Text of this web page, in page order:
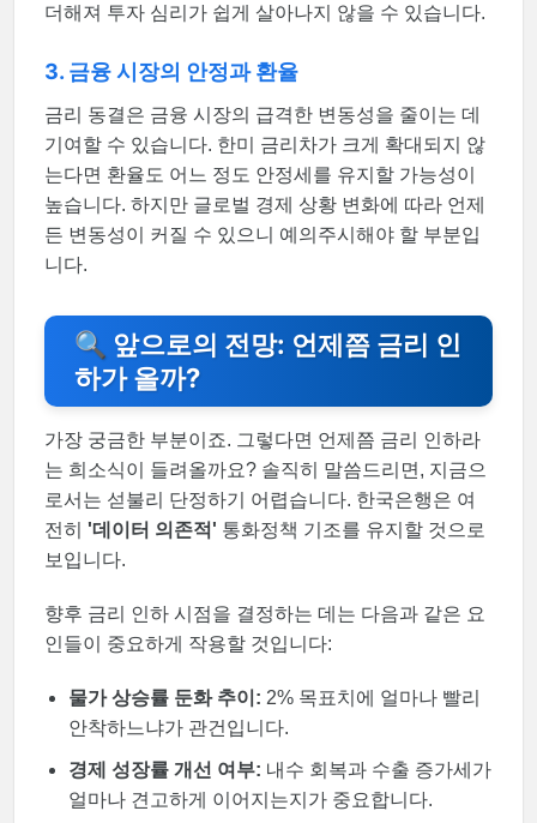
더해져 투자 심리가 쉽게 살아나지 않을 수 있습니다.
3. 금융 시장의 안정과 환율
금리 동결은 금융 시장의 급격한 변동성을 줄이는 데
기여할 수 있습니다. 한미 금리차가 크게 확대되지 않
는다면 환율도 어느 정도 안정세를 유지할 가능성이
높습니다. 하지만 글로벌 경제 상황 변화에 따라 언제
든 변동성이 커질 수 있으니 예의주시해야 할 부분입
니다.
🔍 앞으로의 전망: 언제쯤 금리 인
하가 올까?
가장 궁금한 부분이죠. 그렇다면 언제쯤 금리 인하라
는 희소식이 들려올까요? 솔직히 말씀드리면, 지금으
로서는 섣불리 단정하기 어렵습니다. 한국은행은 여
전히 '데이터 의존적' 통화정책 기조를 유지할 것으로
보입니다.
향후 금리 인하 시점을 결정하는 데는 다음과 같은 요
인들이 중요하게 작용할 것입니다:
물가 상승률 둔화 추이: 2% 목표치에 얼마나 빨리
안착하느냐가 관건입니다.
경제 성장률 개선 여부: 내수 회복과 수출 증가세가
얼마나 견고하게 이어지는지가 중요합니다.